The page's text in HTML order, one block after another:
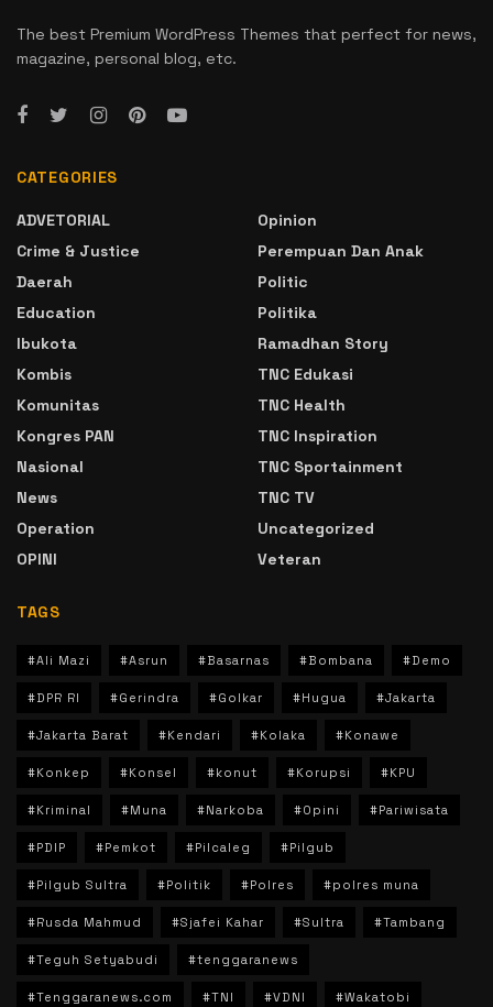
The best Premium WordPress Themes that perfect for news,
magazine, personal blog, etc.
CATEGORIES
ADVETORIAL
Crime & Justice
Daerah
Education
Ibukota
Kombis
Komunitas
Kongres PAN
Nasional
News
Operation
OPINI
Opinion
Perempuan Dan Anak
Politic
Politika
Ramadhan Story
TNC Edukasi
TNC Health
TNC Inspiration
TNC Sportainment
TNC TV
Uncategorized
Veteran
TAGS
#Ali Mazi #Asrun #Basarnas #Bombana #Demo
#DPR RI #Gerindra #Golkar #Hugua #Jakarta
#Jakarta Barat #Kendari #Kolaka #Konawe
#Konkep #Konsel #konut #Korupsi #KPU
#Kriminal #Muna #Narkoba #Opini #Pariwisata
#PDIP #Pemkot #Pilcaleg #Pilgub
#Pilgub Sultra #Politik #Polres #polres muna
#Rusda Mahmud #Sjafei Kahar #Sultra #Tambang
#Teguh Setyabudi #tenggaranews
#Tenggaranews.com #TNI #VDNI #Wakatobi